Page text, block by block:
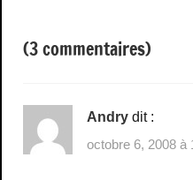
(3 commentaires)
Andry dit :
octobre 6, 2008 à